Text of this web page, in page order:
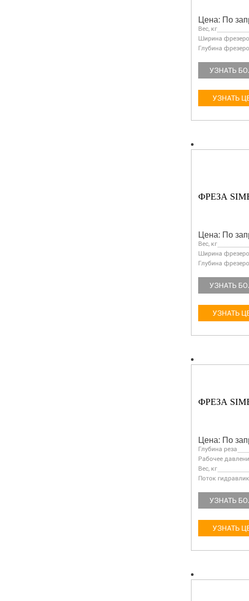
Цена: По
Вес, кг
Ширина
Глубина
УЗНАТЬ
УЗНАТЬ
ФРЕЗА
Цена: По
Вес, кг
Ширина
Глубина
УЗНАТЬ
УЗНАТЬ
ФРЕЗА
Цена: По
Глубина реза
Рабочее
Вес, кг
Поток
УЗНАТЬ
УЗНАТЬ